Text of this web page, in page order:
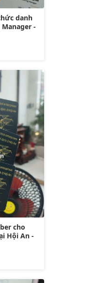
danh
-
cho
Hội An -